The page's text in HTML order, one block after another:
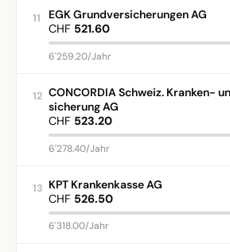
11
EGK Grundversicherungen AG
CHF 521.60
6'259.20/Jahr
12 CONCORDIA Schweiz. Kranken-
sicherung AG
CHF 523.20
6'278.40/Jahr
13 KPT Krankenkasse AG
CHF 526.50
6'318.00/Jahr